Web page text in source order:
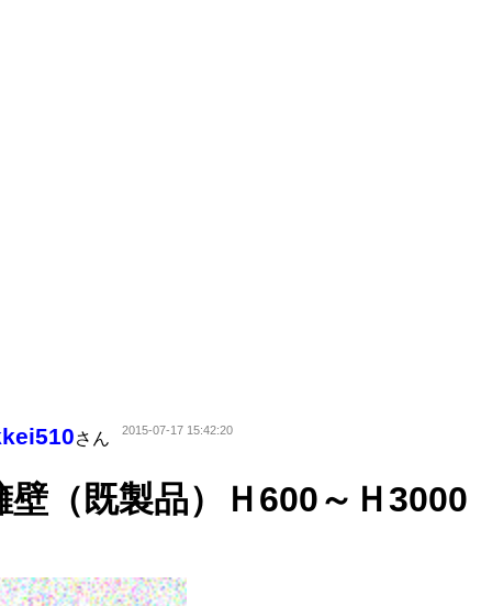
さん 2015-07-17 15:42:20
壁（既製品）Ｈ600～Ｈ3000